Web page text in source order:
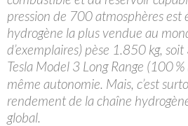
pression de 700 atmosphères est
hydrogène la plus vendue au
d’exemplaires) pèse 1.850 kg,
Tesla Model 3 Long Range (100
même autonomie. Mais, c’est
rendement de la chaîne
global.